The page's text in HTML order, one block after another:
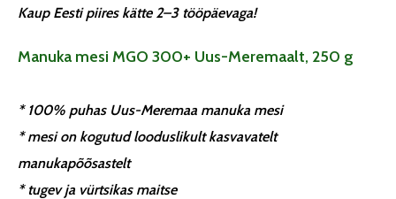
Kaup Eesti piires kätte 2–3 tööpäevaga!
Manuka mesi MGO 300+ Uus-Meremaalt, 250 g
* 100% puhas Uus-Meremaa manuka mesi
* mesi on kogutud looduslikult kasvavatelt
manukapõõsastelt
* tugev ja vürtsikas maitse